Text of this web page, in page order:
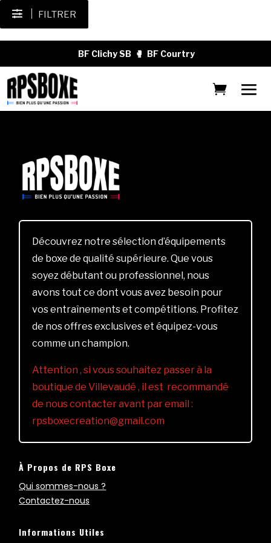
FILTRER
BF Clichy SB 🥊 BF Courtry
Découvrez notre sélection d’équipements
de boxe de qualité supérieure. Que vous
soyez débutant ou professionnel, nous
avons tout ce dont vous avez besoin pour
vos entraînements et compétitions. Profitez
de nos offres exclusives et équipez-vous
comme un champion.
Attention , si vous souhaitez passer à la
boutique de Villevaudé , il est recommandé
de nous contacter avant par email :
rpsboxecreation@gmail.com
À Propos de RPS Boxe
Qui sommes-nous ?
Contactez-nous
Informations Utiles